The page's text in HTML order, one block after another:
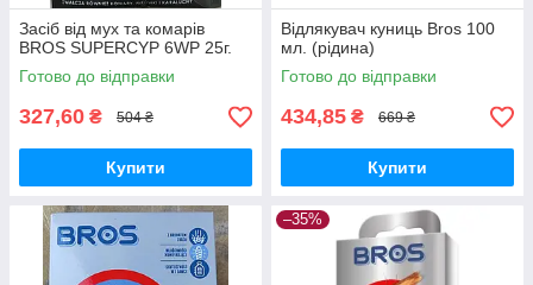
Засіб від мух та комарів
BROS SUPERCYP 6WP 25г.
Готово до відправки
327,60 ₴ 504 ₴
Купити
Відлякувач куниць Bros 100
мл. (рідина)
Готово до відправки
434,85 ₴ 669 ₴
Купити
–35%